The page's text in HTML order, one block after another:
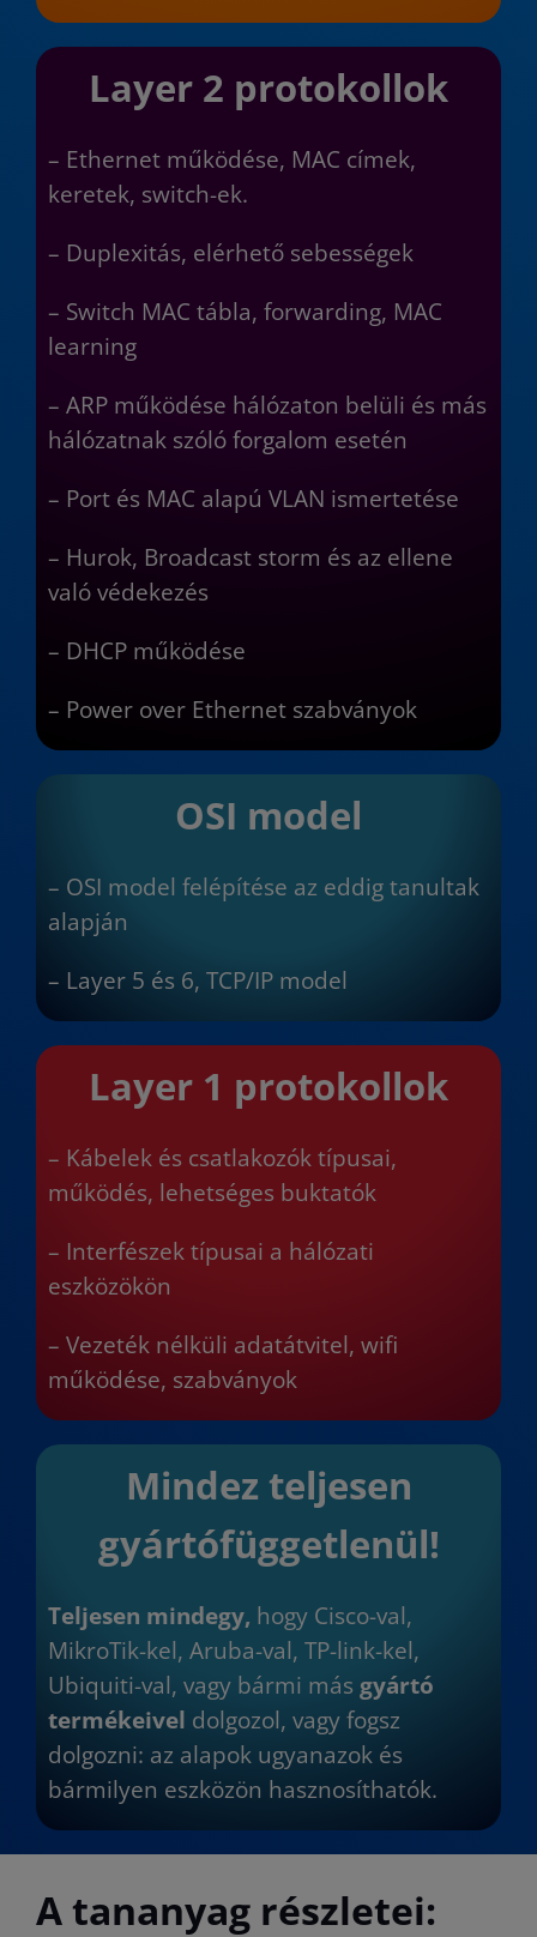
Layer 2 protokollok
– Ethernet működése, MAC címek,
keretek, switch-ek.
– Duplexitás, elérhető sebességek
– Switch MAC tábla, forwarding, MAC
learning
– ARP működése hálózaton belüli és más
hálózatnak szóló forgalom esetén
– Port és MAC alapú VLAN ismertetése
– Hurok, Broadcast storm és az ellene
való védekezés
– DHCP működése
– Power over Ethernet szabványok
OSI model
– OSI model felépítése az eddig tanultak
alapján
– Layer 5 és 6, TCP/IP model
Layer 1 protokollok
– Kábelek és csatlakozók típusai,
működés, lehetséges buktatók
– Interfészek típusai a hálózati
eszközökön
– Vezeték nélküli adatátvitel, wifi
működése, szabványok
Mindez teljesen
gyártófüggetlenül!
Teljesen mindegy, hogy Cisco-val,
MikroTik-kel, Aruba-val, TP-link-kel,
Ubiquiti-val, vagy bármi más gyártó
termékeivel dolgozol, vagy fogsz
dolgozni: az alapok ugyanazok és
bármilyen eszközön hasznosíthatók.
A tananyag részletei: